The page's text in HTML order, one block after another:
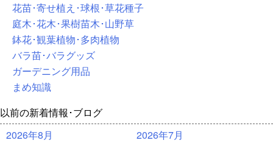
花苗･寄せ植え･球根･草花種子
庭木･花木･果樹苗木･山野草
鉢花･観葉植物･多肉植物
バラ苗･バラグッズ
ガーデニング用品
まめ知識
以前の新着情報･ブログ
2026年8月
2026年7月